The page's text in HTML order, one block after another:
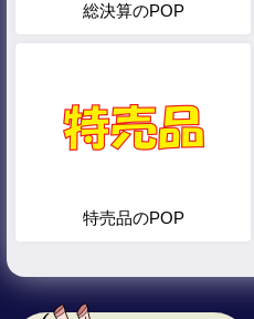
総決算のPOP
特売品のPOP